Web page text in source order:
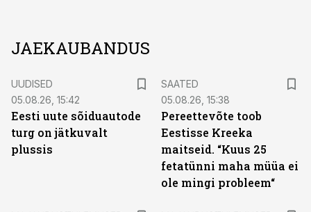
JAEKAUBANDUS
UUDISED
05.08.26, 15:42
Eesti uute sõiduautode
turg on jätkuvalt
plussis
SAATED
05.08.26, 15:38
Pereettevõte toob
Eestisse Kreeka
maitseid. “Kuus 25
fetatünni maha müüa ei
ole mingi probleem“